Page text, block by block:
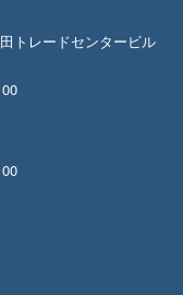
トレードセンタービル